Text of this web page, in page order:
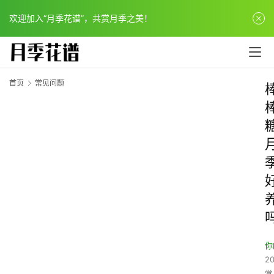
欢迎加入“月季花谱”，共赏月季之美！
首页 常见问题